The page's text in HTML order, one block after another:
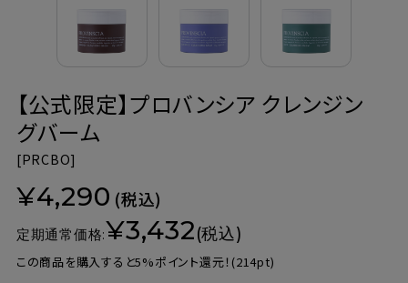
利用規約
【公式限定】プロバンシア クレンジン
グバーム
[PRCBO]
¥4,290 (税込)
定期通常価格:¥3,432(税込)
この商品を購入すると5%ポイント還元！ (214pt)